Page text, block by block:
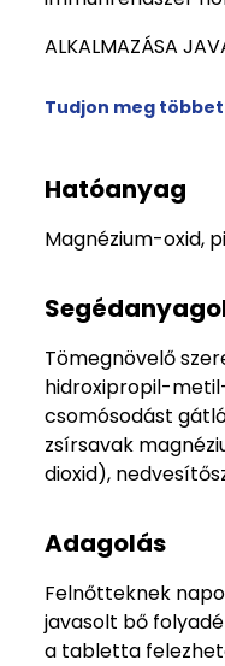
ALKALMAZÁSA
Tudjon meg többet
Hatóanyag
Magnézium-oxid,
Tömegnövelő
hidroxipropil-
csomósodást
zsírsavak
dioxid),
Adagolás
Felnőtteknek
javasolt bő
a tabletta